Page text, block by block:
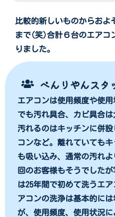
比較的新しいものからおよ
まで(笑)合計６台のエアコ
りました。
べんりやんスタ
エアコンは使用頻度や使
でも汚れ具合、カビ具合
汚れるのはキッチンに併
コンなど。離れていても
も吸い込み、通常の汚れ
回のお客様もそうでした
は25年間で初めて洗うエ
アコンの洗浄は基本的に
が、使用頻度、使用状況